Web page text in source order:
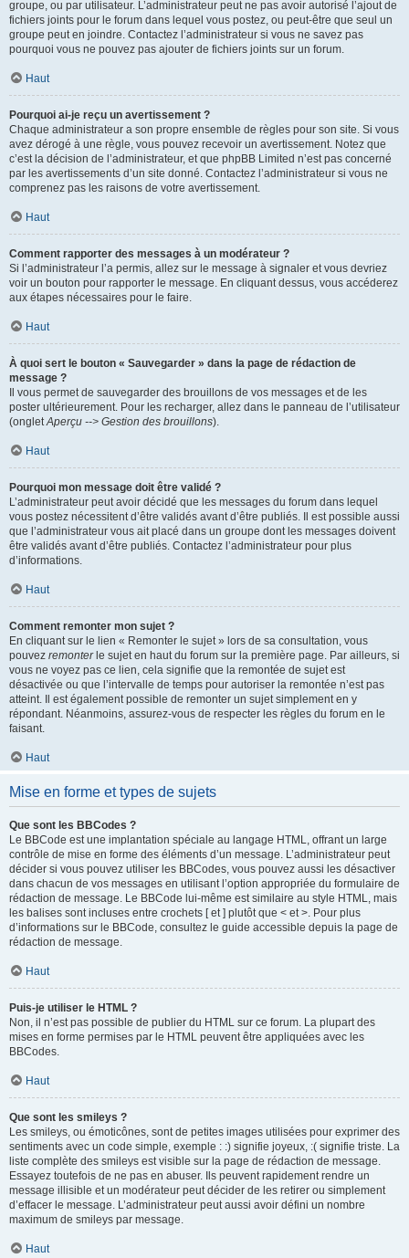
groupe, ou par utilisateur. L’administrateur peut ne pas avoir autorisé l’ajout de
fichiers joints pour le forum dans lequel vous postez, ou peut-être que seul un
groupe peut en joindre. Contactez l’administrateur si vous ne savez pas
pourquoi vous ne pouvez pas ajouter de fichiers joints sur un forum.
Haut
Pourquoi ai-je reçu un avertissement ?
Chaque administrateur a son propre ensemble de règles pour son site. Si vous
avez dérogé à une règle, vous pouvez recevoir un avertissement. Notez que
c’est la décision de l’administrateur, et que phpBB Limited n’est pas concerné
par les avertissements d’un site donné. Contactez l’administrateur si vous ne
comprenez pas les raisons de votre avertissement.
Haut
Comment rapporter des messages à un modérateur ?
Si l’administrateur l’a permis, allez sur le message à signaler et vous devriez
voir un bouton pour rapporter le message. En cliquant dessus, vous accéderez
aux étapes nécessaires pour le faire.
Haut
À quoi sert le bouton « Sauvegarder » dans la page de rédaction de
message ?
Il vous permet de sauvegarder des brouillons de vos messages et de les
poster ultérieurement. Pour les recharger, allez dans le panneau de l’utilisateur
(ongletAperçu --> Gestion des brouillons).
Haut
Pourquoi mon message doit être validé ?
L’administrateur peut avoir décidé que les messages du forum dans lequel
vous postez nécessitent d’être validés avant d’être publiés. Il est possible aussi
que l’administrateur vous ait placé dans un groupe dont les messages doivent
être validés avant d’être publiés. Contactez l’administrateur pour plus
d’informations.
Haut
Comment remonter mon sujet ?
En cliquant sur le lien « Remonter le sujet » lors de sa consultation, vous
pouvez remonterle sujet en haut du forum sur la première page. Par ailleurs, si
vous ne voyez pas ce lien, cela signifie que la remontée de sujet est
désactivée ou que l’intervalle de temps pour autoriser la remontée n’est pas
atteint. Il est également possible de remonter un sujet simplement en y
répondant. Néanmoins, assurez-vous de respecter les règles du forum en le
faisant.
Haut
Mise en forme et types de sujets
Que sont les BBCodes ?
Le BBCode est une implantation spéciale au langage HTML, offrant un large
contrôle de mise en forme des éléments d’un message. L’administrateur peut
décider si vous pouvez utiliser les BBCodes, vous pouvez aussi les désactiver
dans chacun de vos messages en utilisant l’option appropriée du formulaire de
rédaction de message. Le BBCode lui-même est similaire au style HTML, mais
les balises sont incluses entre crochets [ et ] plutôt que < et >. Pour plus
d’informations sur le BBCode, consultez le guide accessible depuis la page de
rédaction de message.
Haut
Puis-je utiliser le HTML ?
Non, il n’est pas possible de publier du HTML sur ce forum. La plupart des
mises en forme permises par le HTML peuvent être appliquées avec les
BBCodes.
Haut
Que sont les smileys ?
Les smileys, ou émoticônes, sont de petites images utilisées pour exprimer des
sentiments avec un code simple, exemple : :) signifie joyeux, :( signifie triste. La
liste complète des smileys est visible sur la page de rédaction de message.
Essayez toutefois de ne pas en abuser. Ils peuvent rapidement rendre un
message illisible et un modérateur peut décider de les retirer ou simplement
d’effacer le message. L’administrateur peut aussi avoir défini un nombre
maximum de smileys par message.
Haut